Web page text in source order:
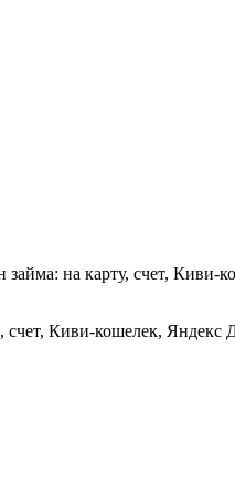
на карту, счет, Киви-
Киви-кошелек, Яндекс